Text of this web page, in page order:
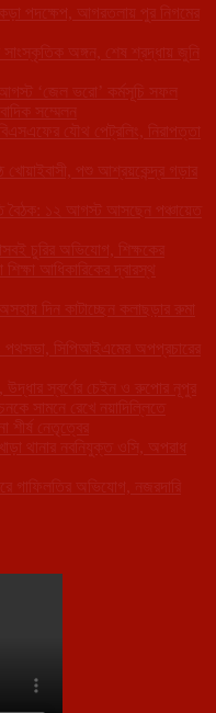
পদক্ষেপ, আগরতলায় পুর নিগমের
অঙ্গন, শেষ শ্রদ্ধায় জুনি
আগস্ট ‘জেল ভরো’ কর্মসূচি সফল
সম্মেলন
যৌথ পেট্রলিং, নিরাপত্তা
খোয়াইবাসী, পশু আশ্রয়কেন্দ্র গড়ার
বৈঠক: ১২ আগস্ট আসছেন পঞ্চায়েত
চুরির অভিযোগ, শিক্ষকের
আধিকারিকের দ্বারস্থ
দিন কাটাচ্ছেন কলাছড়ার রুমা
ও পথসভা, সিপিআইএমের অপপ্রচারের
উদ্ধার স্বর্ণের চেইন ও রুপোর নূপুর
সামনে রেখে নয়াদিল্লিতে
শীর্ষ নেতৃত্বের
থানার নবনিযুক্ত ওসি, অপরাধ
গাফিলতির অভিযোগ, নজরদারি